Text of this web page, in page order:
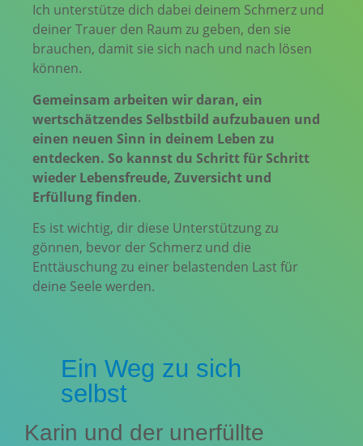
Ich unterstütze dich dabei deinem Schmerz und
deiner Trauer den Raum zu geben, den sie
brauchen, damit sie sich nach und nach lösen
können.
Gemeinsam arbeiten wir daran, ein
wertschätzendes Selbstbild aufzubauen und
einen neuen Sinn in deinem Leben zu
entdecken. So kannst du Schritt für Schritt
wieder Lebensfreude, Zuversicht und
Erfüllung finden.
Es ist wichtig, dir diese Unterstützung zu
gönnen, bevor der Schmerz und die
Enttäuschung zu einer belastenden Last für
deine Seele werden.
Ein Weg zu sich
selbst
Karin und der unerfüllte